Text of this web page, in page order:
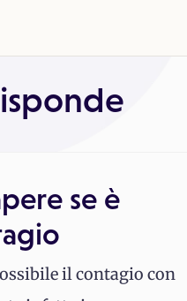
se è
il contagio con